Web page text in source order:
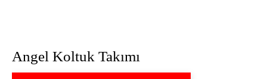
Angel Koltuk Takımı